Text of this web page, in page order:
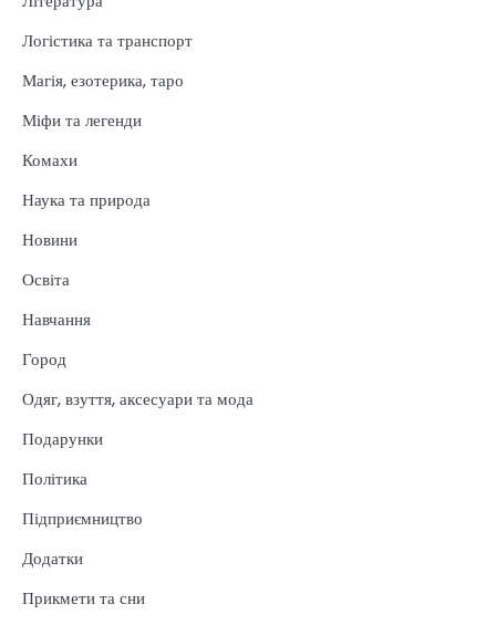
Логістика та транспорт
Магія, езотерика, таро
Міфи та легенди
Комахи
Наука та природа
Новини
Освіта
Навчання
Город
Одяг, взуття, аксесуари та мода
Подарунки
Політика
Підприємництво
Додатки
Прикмети та сни